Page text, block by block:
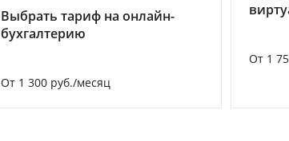
Выбрать тариф на онлайн-
бухгалтерию
От 1 300 руб./месяц
От 1